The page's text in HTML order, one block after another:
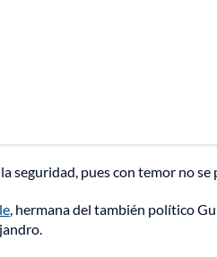
seguridad, pues con temor no
, hermana del también político